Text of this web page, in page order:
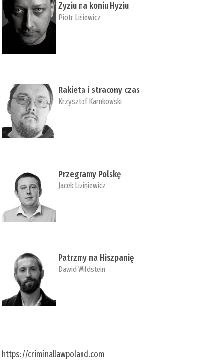
Zyziu na koniu Hyziu
Piotr Lisiewicz
Rakieta i stracony czas
Krzysztof Karnkowski
Przegramy Polskę
Jacek Liziniewicz
Patrzmy na Hiszpanię
Dawid Wildstein
https://criminallawpoland.com